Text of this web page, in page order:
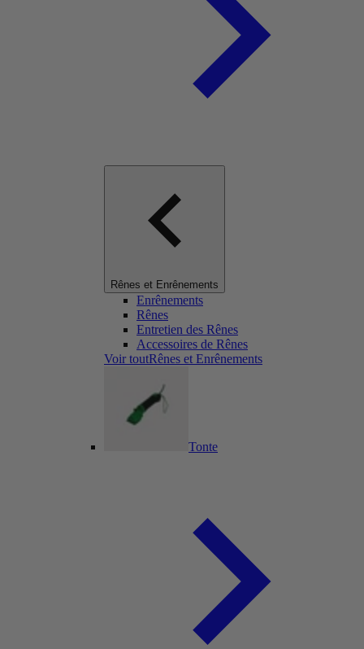
Rênes et Enrênements
Enrênements
Rênes
Entretien des Rênes
Accessoires de Rênes
Voir toutRênes et Enrênements
Tonte